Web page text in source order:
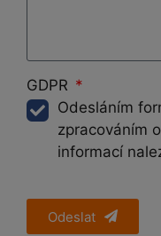
GDPR
Odesláním
zpracováním
informací
Odeslat